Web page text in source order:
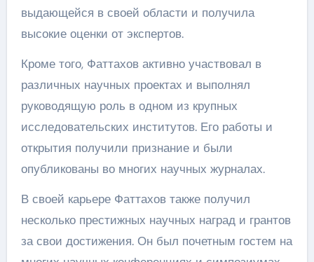
выдающейся в своей области и получила
высокие оценки от экспертов.
Кроме того, Фаттахов активно участвовал в
различных научных проектах и выполнял
руководящую роль в одном из крупных
исследовательских институтов. Его работы и
открытия получили признание и были
опубликованы во многих научных журналах.
В своей карьере Фаттахов также получил
несколько престижных научных наград и грантов
за свои достижения. Он был почетным гостем на